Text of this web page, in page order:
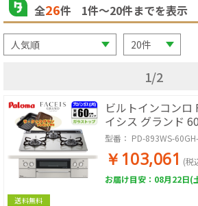
全26件 1件〜20件までを表示
1/2
送料無料
ビルトインコンロ
イシス グランド
ー プロパン用 台
ランサービス!
型番： PD-893WS-
￥103,061 (税
お届け目安：08月22日(